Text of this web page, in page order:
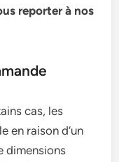
reporter à nos
cas, les
en raison d’un
dimensions